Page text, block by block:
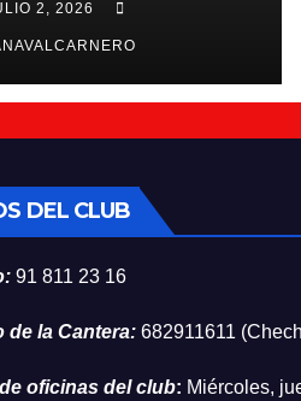
2, 2026
DEL CLUB
91 811 23 16
de la Cantera: 682911611
oficinas del club: Miércoles,